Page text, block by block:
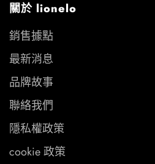
關於 lionelo
銷售據點
最新消息
品牌故事
聯絡我們
隱私權政策
cookie 政策